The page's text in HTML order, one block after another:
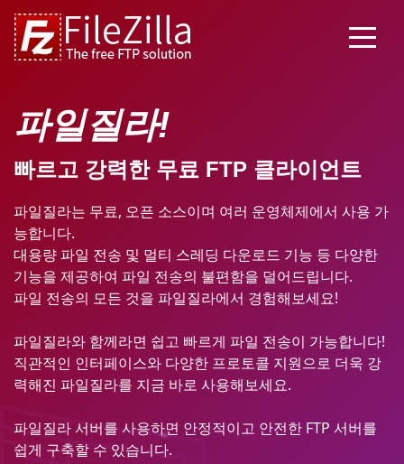
파일질라!
빠르고 강력한 무료 FTP 클라이언트
파일질라는 무료, 오픈 소스이며 여러 운영체제에서 사용 가
능합니다.
대용량 파일 전송 및 멀티 스레딩 다운로드 기능 등 다양한
기능을 제공하여 파일 전송의 불편함을 덜어드립니다.
파일 전송의 모든 것을 파일질라에서 경험해보세요!
파일질라와 함께라면 쉽고 빠르게 파일 전송이 가능합니다!
직관적인 인터페이스와 다양한 프로토콜 지원으로 더욱 강
력해진 파일질라를 지금 바로 사용해보세요.
파일질라 서버를 사용하면 안정적이고 안전한 FTP 서버를
쉽게 구축할 수 있습니다.